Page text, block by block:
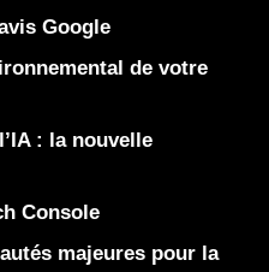
Google
de votre
: la nouvelle
Console
majeures pour la